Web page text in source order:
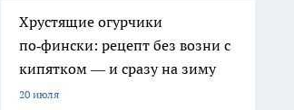
Хрустящие огурчики
по‑фински: рецепт без возни с
кипятком — и сразу на зиму
20 июля